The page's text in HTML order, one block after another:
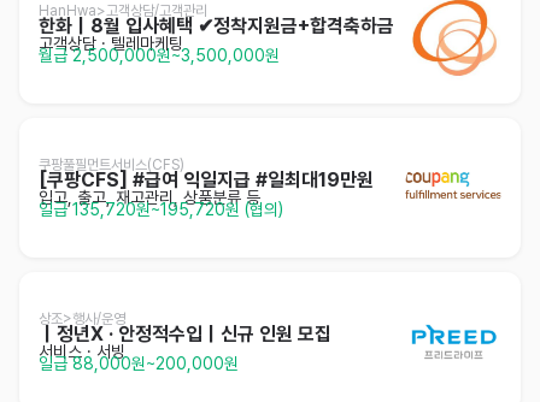
HanHwa>고객상담/고객관리
한화｜8월 입사혜택 ✔정착지원금+합격축하금
고객상담 · 텔레마케팅
월급 2,500,000원~3,500,000원
쿠팡풀필먼트서비스(CFS)
[쿠팡CFS] #급여 익일지급 #일최대19만원
입고, 출고, 재고관리, 상품분류 등
일급 135,720원~195,720원 (협의)
상조>행사/운영
｜정년X · 안정적수입｜신규 인원 모집
서비스 · 서빙
일급 88,000원~200,000원